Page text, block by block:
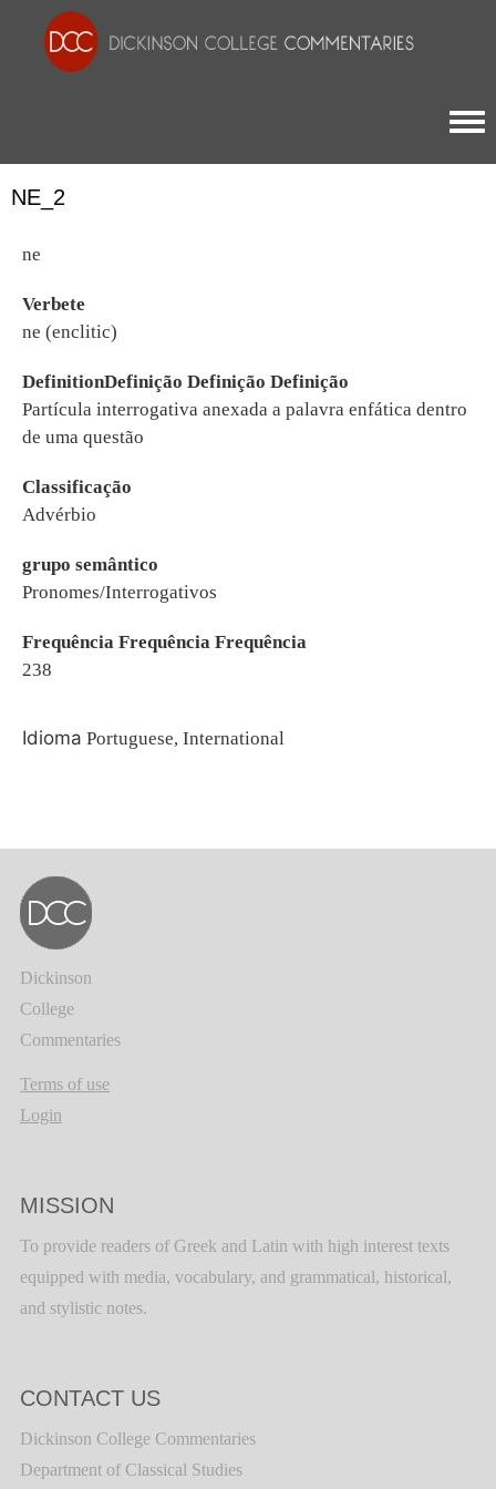
NE_2
ne
Verbete
ne (enclitic)
DefinitionDefinição Definição Definição
Partícula interrogativa anexada a palavra enfática dentro
de uma questão
Classificação
Advérbio
grupo semântico
Pronomes/Interrogativos
Frequência Frequência Frequência
238
Idioma Portuguese, International
Dickinson
College
Commentaries
Terms of use
Login
MISSION
To provide readers of Greek and Latin with high interest texts
equipped with media, vocabulary, and grammatical, historical,
and stylistic notes.
CONTACT US
Dickinson College Commentaries
Department of Classical Studies